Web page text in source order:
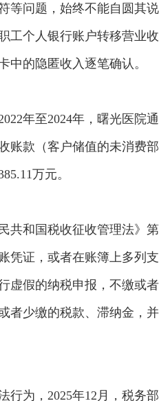
等问题，始终不能自圆其
工个人银行账户转移营业
中的隐匿收入逐笔确认。
年至2024年，曙光医院
账款（客户储值的未消费
万元。
民共和国税收征收管理法》
凭证，或者在账簿上多列
虚假的纳税申报，不缴或
者少缴的税款、滞纳金，
行为，2025年12月，税务